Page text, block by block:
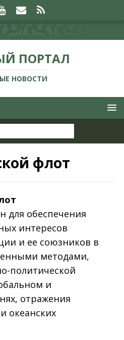
ПОРТАЛ
НОВОСТИ
флот
для обеспечения
интересов
и ее союзников в
методами,
политической
и
отражения
океанских